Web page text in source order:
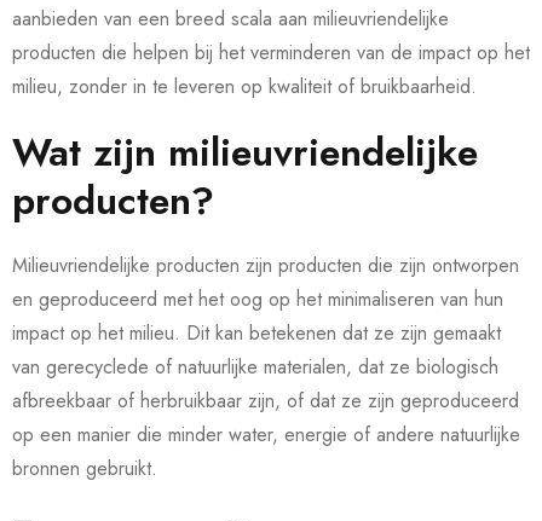
aanbieden van een breed scala aan milieuvriendelijke
producten die helpen bij het verminderen van de impact op het
milieu, zonder in te leveren op kwaliteit of bruikbaarheid.
Wat zijn milieuvriendelijke
producten?
Milieuvriendelijke producten zijn producten die zijn ontworpen
en geproduceerd met het oog op het minimaliseren van hun
impact op het milieu. Dit kan betekenen dat ze zijn gemaakt
van gerecyclede of natuurlijke materialen, dat ze biologisch
afbreekbaar of herbruikbaar zijn, of dat ze zijn geproduceerd
op een manier die minder water, energie of andere natuurlijke
bronnen gebruikt.